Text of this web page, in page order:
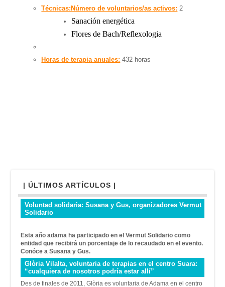
Técnicas: Número de voluntarios/as activos: 2
Sanación energética
Flores de Bach/Reflexologia
Horas de terapia anuales: 432 horas
| ÚLTIMOS ARTÍCULOS |
Voluntad solidaria: Susana y Gus, organizadores Vermut
Solidario
Esta año adama ha participado en el Vermut Solidario como
entidad que recibirá un porcentaje de lo recaudado en el evento.
Conóce a Susana y Gus.
Glòria Vilalta, voluntaria de terapias en el centro Suara:
“cualquiera de nosotros podría estar allí”
Des de finales de 2011, Glòria es voluntaria de Adama en el centro